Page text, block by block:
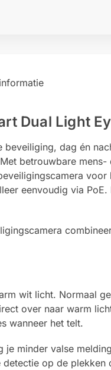
Dual Light
dag én
betrouwbare
voor
eenvoudig via
wit licht. Normaal
over naar warm
wanneer het telt.
je minder valse
op de